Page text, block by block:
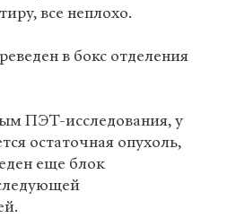
все неплохо.
в бокс отделения
ПЭТ-исследования, у
остаточная опухоль,
еще блок